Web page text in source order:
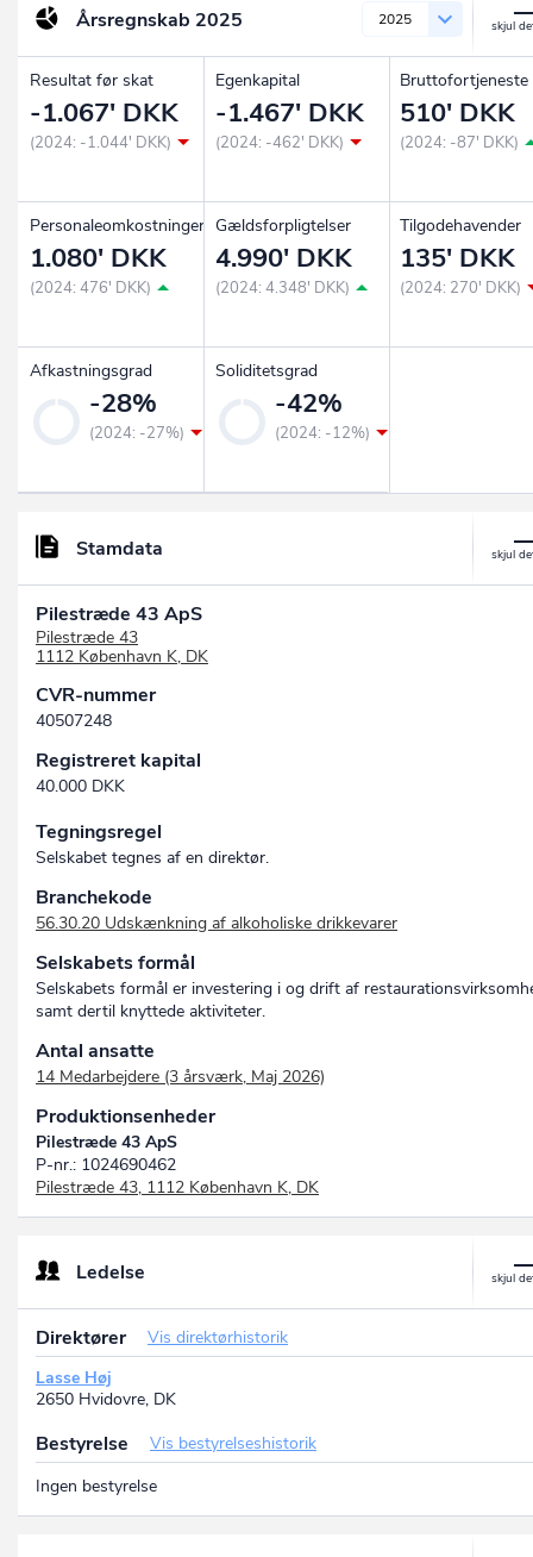
Årsregnskab 2025 2025
Resultat før skat
-1.067' DKK
(2024: -1.044' DKK)
Egenkapital
-1.467' DKK
(2024: -462' DKK)
Bruttofortjeneste
510' DKK
(2024: -87' DKK)
Personaleomkostninger
1.080' DKK
(2024: 476' DKK)
Gældsforpligtelser
4.990' DKK
(2024: 4.348' DKK)
Tilgodehavender
135' DKK
(2024: 270' DKK)
Afkastningsgrad
-28%
(2024: -27%)
Soliditetsgrad
-42%
(2024: -12%)
Stamdata
Pilestræde 43 ApS
Pilestræde 43
1112 København K, DK
CVR-nummer
40507248
Registreret kapital
40.000 DKK
Tegningsregel
Selskabet tegnes af en direktør.
Branchekode
56.30.20 Udskænkning af alkoholiske drikkevarer
Selskabets formål
Selskabets formål er investering i og drift af
samt dertil knyttede aktiviteter.
Antal ansatte
14 Medarbejdere (3 årsværk, Maj 2026)
Produktionsenheder
Pilestræde 43 ApS
P-nr.: 1024690462
Pilestræde 43, 1112 København K, DK
Ledelse
Direktører
Vis direktørhistorik
Lasse Høj
2650 Hvidovre, DK
Bestyrelse
Vis bestyrelseshistorik
Ingen bestyrelse